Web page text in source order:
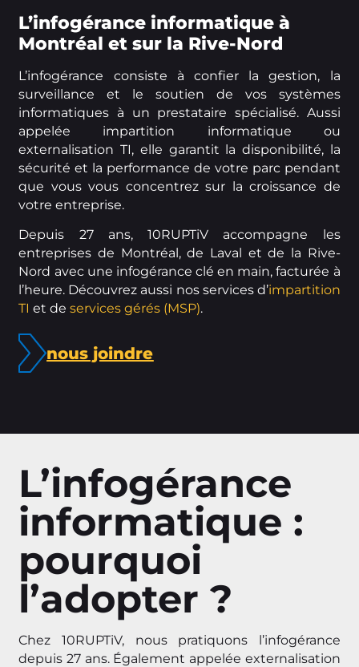
L’infogérance informatique à
Montréal et sur la Rive-Nord
L’infogérance consiste à confier la gestion, la
surveillance et le soutien de vos systèmes
informatiques à un prestataire spécialisé. Aussi
appelée impartition informatique ou
externalisation TI, elle garantit la disponibilité, la
sécurité et la performance de votre parc pendant
que vous vous concentrez sur la croissance de
votre entreprise.
Depuis 27 ans, 10RUPTiV accompagne les
entreprises de Montréal, de Laval et de la Rive-
Nord avec une infogérance clé en main, facturée à
l’heure. Découvrez aussi nos services d’impartition
TI et deservices gérés (MSP).
nous joindre
L’infogérance
informatique :
pourquoi
l’adopter ?
Chez 10RUPTiV, nous pratiquons l’infogérance
depuis 27 ans. Également appelée externalisation